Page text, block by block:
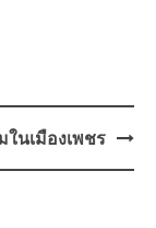
ในเมืองเพชร